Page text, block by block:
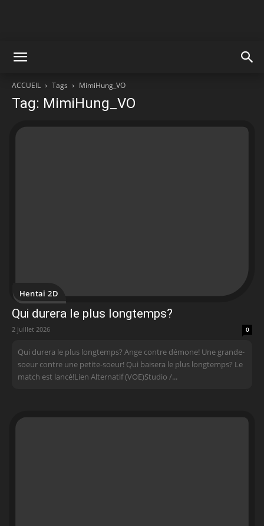
ACCUEIL Tags MimiHung_VO
Tag: MimiHung_VO
Hentai 2D
Qui durera le plus longtemps?
2 juillet 2026 0
Qui durera le plus longtemps? Ange contre démone! Une grande-
soeur contre une petite-soeur! Qui baisera le plus longtemps? Le
match est lancé!Lien Alternatif (VOE)Studio /...